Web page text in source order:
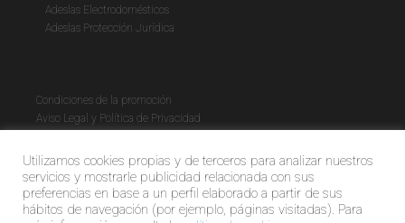
Adeslas Electrodomésticos
Adeslas Protección Jurídica
Condiciones de la promoción
Aviso Legal y Política de Privacidad
Utilizamos cookies propias y de terceros para analizar nuestros
servicios y mostrarle publicidad relacionada con sus
preferencias en base a un perfil elaborado a partir de sus
hábitos de navegación (por ejemplo, páginas visitadas). Para